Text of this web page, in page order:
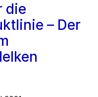
die
– Der